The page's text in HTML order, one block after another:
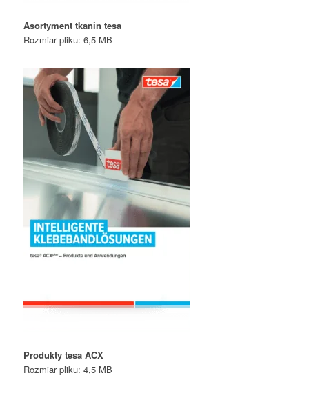
Asortyment tkanin tesa
Rozmiar pliku: 6,5 MB
Produkty tesa ACX
Rozmiar pliku: 4,5 MB